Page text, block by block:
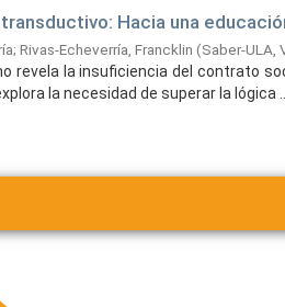
Hacia una
; Rivas-Echeverría, Francklin (Saber-ULA,
revela la insuficiencia del contrato
la necesidad de superar la lógica ...